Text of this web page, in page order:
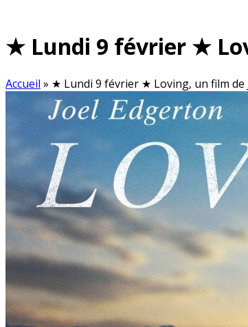
★ Lundi 9 février ★
Accueil » ★ Lundi 9 février ★ Loving, un film de